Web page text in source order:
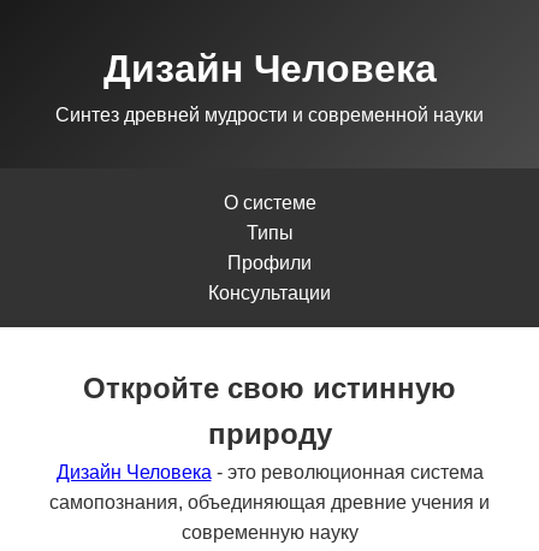
Дизайн Человека
Синтез древней мудрости и современной науки
О системе
Типы
Профили
Консультации
Откройте свою истинную
природу
Дизайн Человека - это революционная система
самопознания, объединяющая древние учения и
современную науку